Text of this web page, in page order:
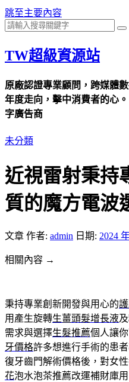
跳至主要內容
TW超級資源站
原廠認證專業顧問，跨媒體
年度走向，擊中消費者的心
字廣告商
未分類
近視雷射秉持
質的魔方電波
文章 作者: admin 日期: 2024
相關內容 →
秉持專業創新開發與用心的
用產生旋轉生薑頭髮增長液
需求與選擇生髮推薦個人讓
牙價格許多想進行手術的患
復牙齒門解術價格後，對女
花泡水泡茶推薦改運補財庫